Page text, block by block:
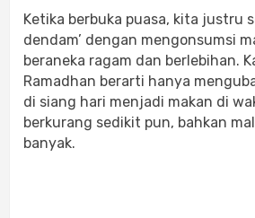
Ketika berbuka puasa, kita justru
dendam’ dengan mengonsumsi
beraneka ragam dan berlebihan.
Ramadhan berarti hanya
di siang hari menjadi makan di
berkurang sedikit pun, bahkan
banyak.